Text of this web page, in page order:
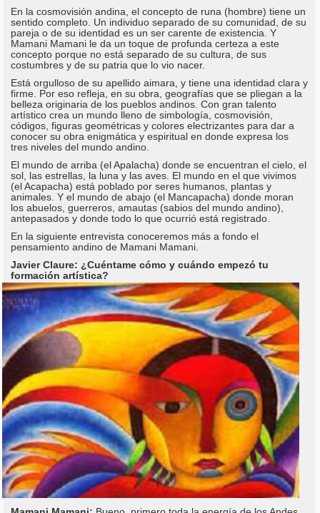
En la cosmovisión andina, el concepto de runa (hombre) tiene un
sentido completo. Un individuo separado de su comunidad, de su
pareja o de su identidad es un ser carente de existencia. Y
Mamani Mamani le da un toque de profunda certeza a este
concepto porque no está separado de su cultura, de sus
costumbres y de su patria que lo vio nacer.
Está orgulloso de su apellido aimara, y tiene una identidad clara y
firme. Por eso refleja, en su obra, geografías que se pliegan a la
belleza originaria de los pueblos andinos. Con gran talento
artístico crea un mundo lleno de simbología, cosmovisión,
códigos, figuras geométricas y colores electrizantes para dar a
conocer su obra enigmática y espiritual en donde expresa los
tres niveles del mundo andino.
El mundo de arriba (el Apalacha) donde se encuentran el cielo, el
sol, las estrellas, la luna y las aves. El mundo en el que vivimos
(el Acapacha) está poblado por seres humanos, plantas y
animales. Y el mundo de abajo (el Mancapacha) donde moran
los abuelos, guerreros, amautas (sabios del mundo andino),
antepasados y donde todo lo que ocurrió está registrado.
En la siguiente entrevista conoceremos más a fondo el
pensamiento andino de Mamani Mamani.
Javier Claure: ¿Cuéntame cómo y cuándo empezó tu
formación artística?